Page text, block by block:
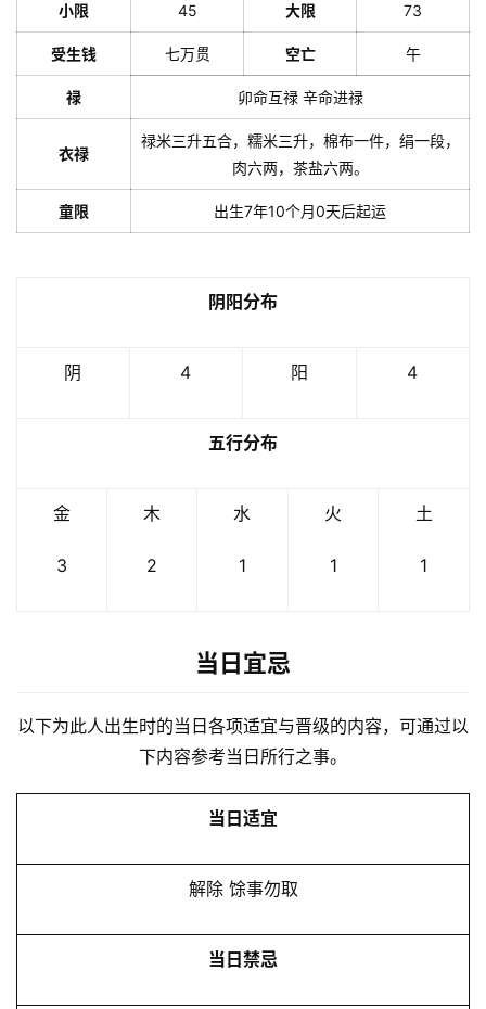
小限 45 大限 73
受生钱 七万贯 空亡 午
禄 卯命互禄 辛命进禄
衣禄
禄米三升五合，糯米三升，棉布一件，绢一段，
肉六两，茶盐六两。
童限 出生7年10个月0天后起运
阴阳分布
阴 4 阳 4
五行分布
金
3
木
2
水
1
火
1
土
1
当日宜忌
以下为此人出生时的当日各项适宜与晋级的内容，可通过以
下内容参考当日所行之事。
当日适宜
解除 馀事勿取
当日禁忌